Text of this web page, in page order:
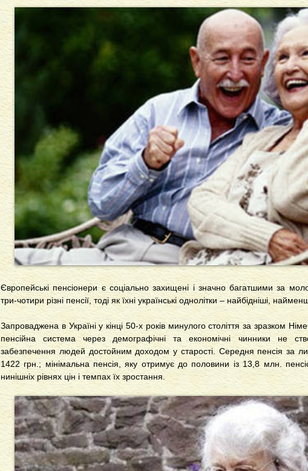
Європейські пенсіонери є соціально захищені і значно багатшими за
три-чотири різні пенсії, тоді як їхні українські однолітки – найбідніші,
Запроваджена в Україні у кінці 50-х років минулого століття за зразком
пенсійна система через демографічні та економічні чинники не
забезпечення людей достойним доходом у старості. Середня пенсія за
1422 грн.; мінімальна пенсія, яку отримує до половини із 13,8 млн.
нинішніх рівнях цін і темпах їх зростання.